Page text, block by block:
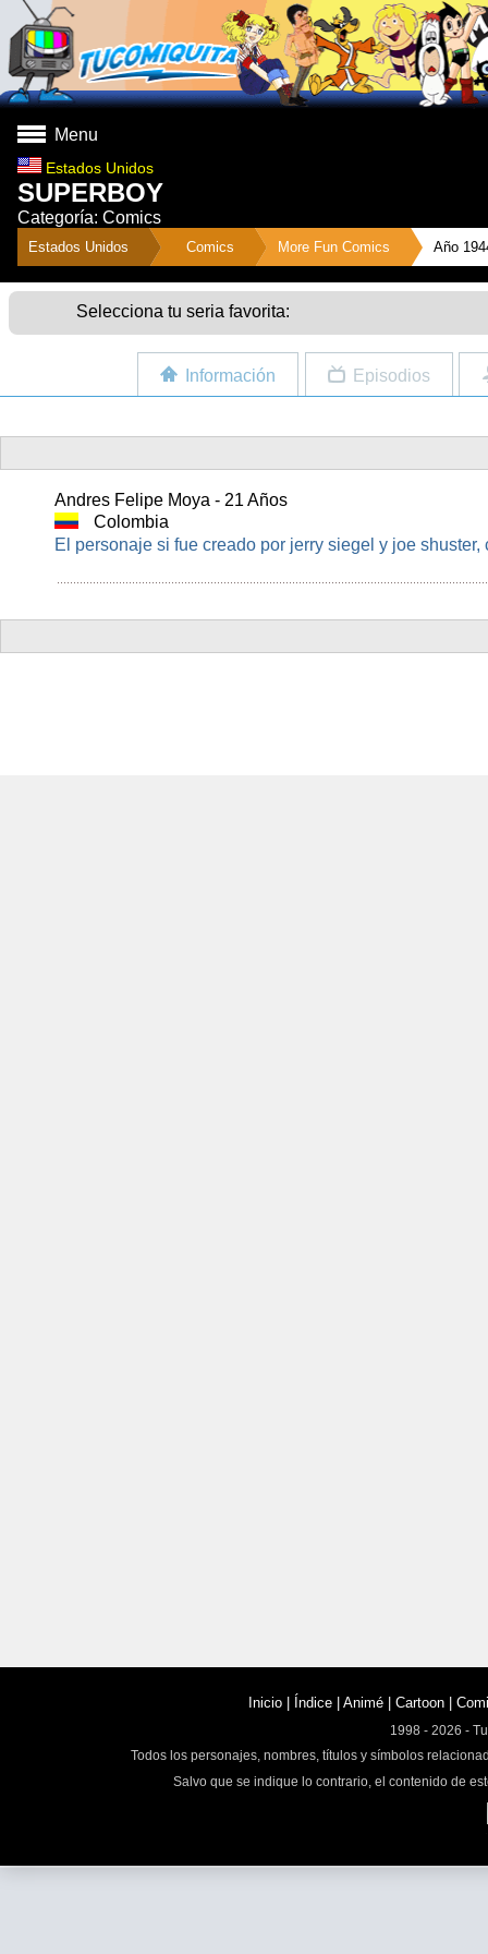
Menu
Estados Unidos
SUPERBOY
Categoría: Comics
Estados Unidos Comics More Fun Comics Año
Selecciona tu seria favorita:
Información Episodios
Andres Felipe Moya - 21 Años
Colombia
El personaje si fue creado por jerry siegel y joe
Inicio Índice Animé Cartoon
1998 - 2026 -
Todos los personajes, nombres, títulos y símbolos
Salvo que se indique lo contrario, el contenido de